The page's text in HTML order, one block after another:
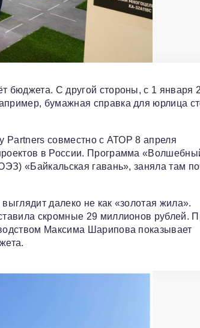
бюджета. С другой стороны, с 1 января
бумажная справка для юрлица
Partners совместно с АТОР 8 апреля
в России. Программа
«Байкальская гавань», заняла там
далеко не как «золотая жила».
скромные 29 миллионов рублей.
Максима Шарипова показывает